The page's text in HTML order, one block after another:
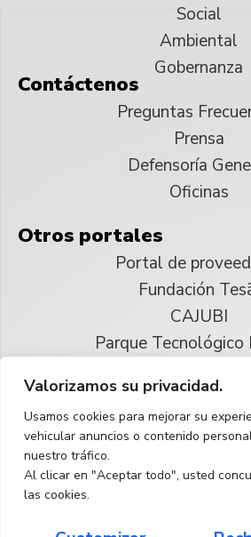
Valorizamos su privacidad.
Usamos cookies para mejorar su
vehicular anuncios o contenido
nuestro tráfico.
Al clicar en "Aceptar todo", usted
las cookies.
Social
Ambiental
Gobernanza
Contáctenos
Preguntas
Prensa
Defensoría
Oficinas
Otros portales
Portal de
Fundación
CAJUBI
Parque Tecnológico
Reservados todos los
Español